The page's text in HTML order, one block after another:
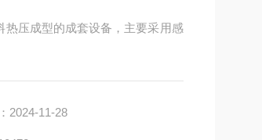
热压成型的成套设备，主要采用感
2024-11-28